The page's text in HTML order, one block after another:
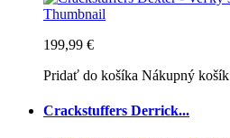
199,99 €
Pridať do košíka Nákupný košík
Crackstuffers Derrick...